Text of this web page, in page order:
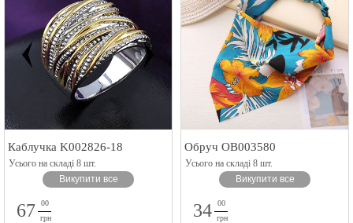
Каблучка K002826-18
Усього на складі 8 шт.
Викупити все
67
00
грн
Обруч OB003580
Усього на складі 8 шт.
Викупити все
34
00
грн